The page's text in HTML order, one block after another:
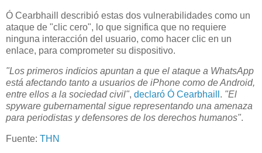
Ó Cearbhaill describió estas dos vulnerabilidades como un
ataque de "clic cero", lo que significa que no requiere
ninguna interacción del usuario, como hacer clic en un
enlace, para comprometer su dispositivo.
"Los primeros indicios apuntan a que el ataque a WhatsApp
está afectando tanto a usuarios de iPhone como de Android,
entre ellos a la sociedad civil", declaró Ó Cearbhaill . "El
spyware gubernamental sigue representando una amenaza
para periodistas y defensores de los derechos humanos".
Fuente: THN